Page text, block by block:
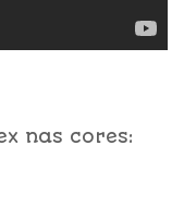
nas cores: